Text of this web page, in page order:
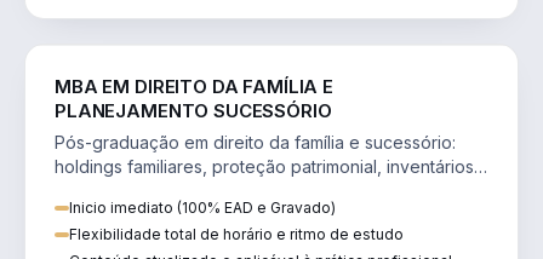
MBA EM DIREITO DA FAMÍLIA E
PLANEJAMENTO SUCESSÓRIO
Pós-graduação em direito da família e sucessório:
holdings familiares, proteção patrimonial, inventários
Inicio imediato (100% EAD e Gravado)
Flexibilidade total de horário e ritmo de estudo